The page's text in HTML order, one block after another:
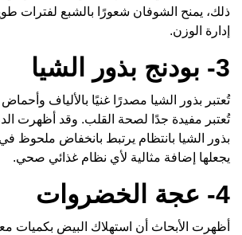
ذلك، يمنح الشوفان شعورًا بالشبع لفترات
إدارة الوزن.
3- بودنج بذور الشيا
تُعتبر مفيدة جدًا لصحة القلب. وقد أظهرت
بذور الشيا بانتظام يرتبط بانخفاض ملحوظ
يجعلها إضافة مثالية لأي نظام غذائي صحي.
4- عجة الخضروات
أظهرت الأبحاث أن استهلاك البيض بكميات